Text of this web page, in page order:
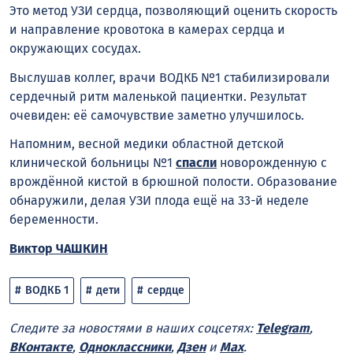
Это метод УЗИ сердца, позволяющий оценить скорость
и направление кровотока в камерах сердца и
окружающих сосудах.
Выслушав коллег, врачи ВОДКБ №1 стабилизировали
сердечный ритм маленькой пациентки. Результат
очевиден: её самочувствие заметно улучшилось.
Напомним, весной медики областной детской
клинической больницы №1 спасли новорожденную с
врождённой кистой в брюшной полости. Образование
обнаружили, делая УЗИ плода ещё на 33-й неделе
беременности.
Виктор ЧАШКИН
ВОДКБ 1 дети сердце
Следите за новостями в наших соцсетях: Telegram,
ВКонтакте, Одноклассники, Дзени Max.